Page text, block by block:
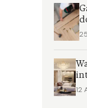
12